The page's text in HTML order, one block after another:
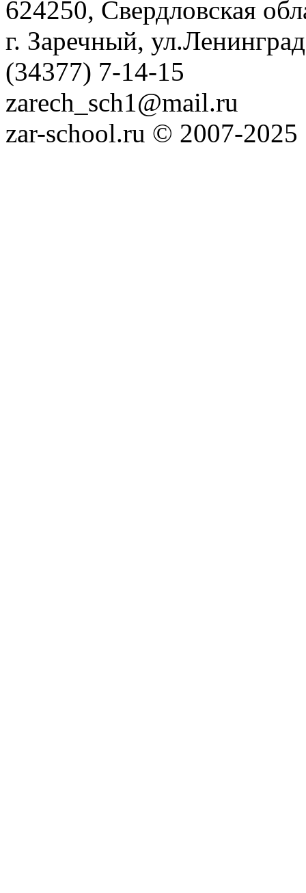
624250, Свердловская
г. Заречный,
(34377) 7-14-15
zarech_sch1@mail.ru
zar-school.ru © 2007-2025